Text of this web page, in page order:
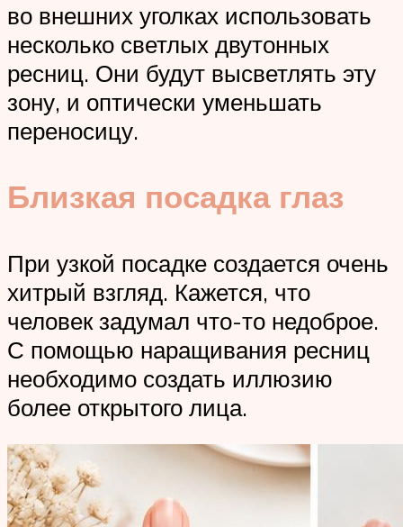
во внешних уголках использовать
несколько светлых двутонных
ресниц. Они будут высветлять эту
зону, и оптически уменьшать
переносицу.
Близкая посадка глаз
При узкой посадке создается очень
хитрый взгляд. Кажется, что
человек задумал что-то недоброе.
С помощью наращивания ресниц
необходимо создать иллюзию
более открытого лица.